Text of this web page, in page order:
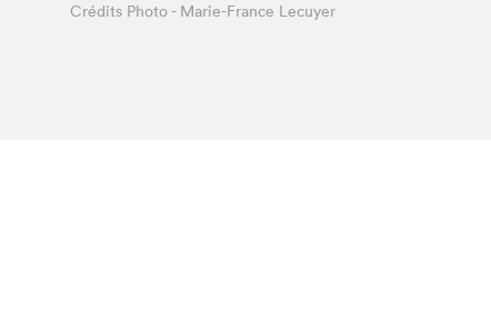
Crédits Photo - Marie-France Lecuyer